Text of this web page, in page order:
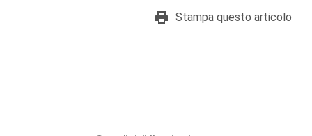
Stampa questo articolo